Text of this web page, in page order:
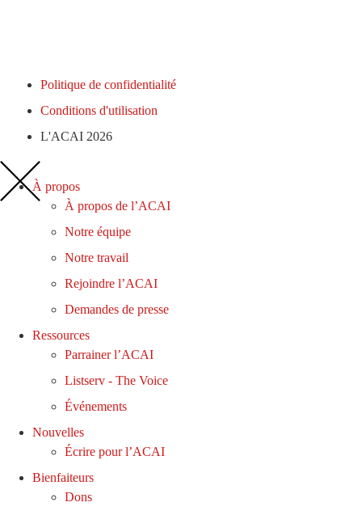
Politique de confidentialité
Conditions d'utilisation
L'ACAI 2026
À propos
À propos de l’ACAI
Notre équipe
Notre travail
Rejoindre l’ACAI
Demandes de presse
Ressources
Parrainer l’ACAI
Listserv - The Voice
Événements
Nouvelles
Écrire pour l’ACAI
Bienfaiteurs
Dons